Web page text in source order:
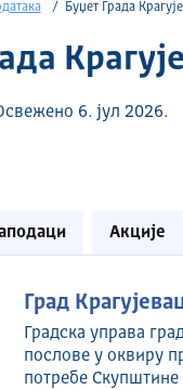
Буџет Града
6. јул 2026.
Акције
Град
Градска управа
послове у оквиру
потребе Скупштине